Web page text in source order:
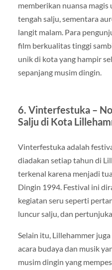
memberikan nuansa
tengah salju, sementara
langit malam. Para
film berkualitas tinggi
unik di kota yang hampir
sepanjang musim dingin.
6. Vinterfestuka –
Salju di Kota
Vinterfestuka adalah
diadakan setiap tahun di
terkenal karena menjadi
Dingin 1994. Festival ini
kegiatan seru seperti
luncur salju, dan
Selain itu, Lillehammer
acara budaya dan musik
musim dingin yang